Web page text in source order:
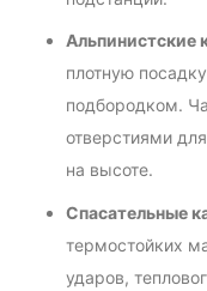
Альпинистские
плотную
подбородком.
отверстиями
на высоте.
Спасательные
термостойких
ударов,